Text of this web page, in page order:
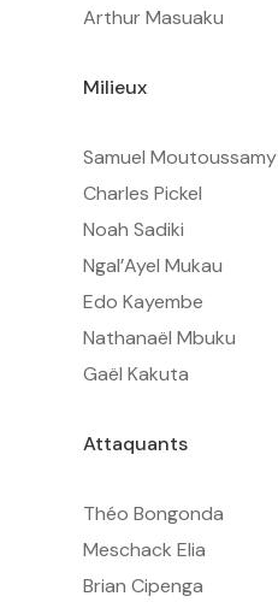
Arthur Masuaku
Milieux
Samuel Moutoussamy
Charles Pickel
Noah Sadiki
Ngal’Ayel Mukau
Edo Kayembe
Nathanaël Mbuku
Gaël Kakuta
Attaquants
Théo Bongonda
Meschack Elia
Brian Cipenga